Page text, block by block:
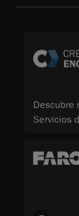
Descubre
Servicios